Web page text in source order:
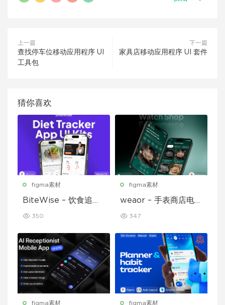
上一篇
查找停车位移动应用程序 UI
工具包
下一篇
家具店移动应用程序 UI 套件
猜你喜欢
figma素材
BiteWise – 饮食追踪
350
figma素材
weaor – 手表商店电子
347
figma素材 figma素材